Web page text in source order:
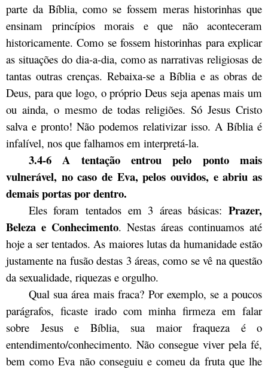
parte da Bíblia, como se fossem meras historinhas que
ensinam princípios morais e que não aconteceram
historicamente. Como se fossem historinhas para explicar
as situações do dia-a-dia, como as narrativas religiosas de
tantas outras crenças. Rebaixa-se a Bíblia e as obras de
Deus, para que logo, o próprio Deus seja apenas mais um
ou ainda, o mesmo de todas religiões. Só Jesus Cristo
salva e pronto! Não podemos relativizar isso. A Bíblia é
infalível, nos que falhamos em interpretá-la.
3.4-6 A tentação entrou pelo ponto mais
vulnerável, no caso de Eva, pelos ouvidos, e abriu as
demais portas por dentro.
Eles foram tentados em 3 áreas básicas: Prazer,
Beleza e Conhecimento. Nestas áreas continuamos até
hoje a ser tentados. As maiores lutas da humanidade estão
justamente na fusão destas 3 áreas, como se vê na questão
da sexualidade, riquezas e orgulho.
Qual sua área mais fraca? Por exemplo, se a poucos
parágrafos, ficaste irado com minha firmeza em falar
sobre Jesus e Bíblia, sua maior fraqueza é o
entendimento/conhecimento. Não consegue viver pela fé,
bem como Eva não conseguiu e comeu da fruta que lhe